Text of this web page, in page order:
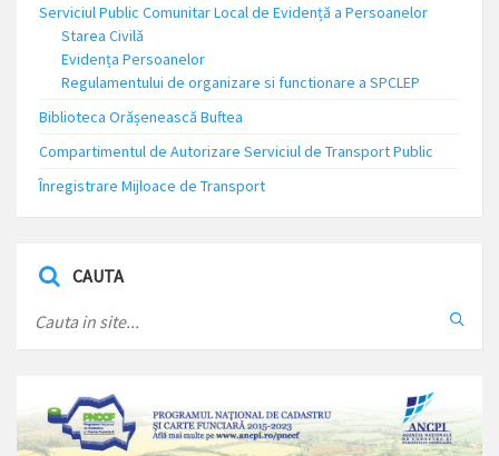
Serviciul Public Comunitar Local de Evidență a Persoanelor
Starea Civilă
Evidența Persoanelor
Regulamentului de organizare si functionare a SPCLEP
Biblioteca Orășenească Buftea
Compartimentul de Autorizare Serviciul de Transport Public
Înregistrare Mijloace de Transport
CAUTA